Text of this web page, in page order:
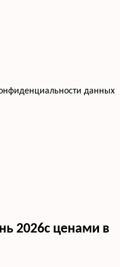
данных
2026с ценами в